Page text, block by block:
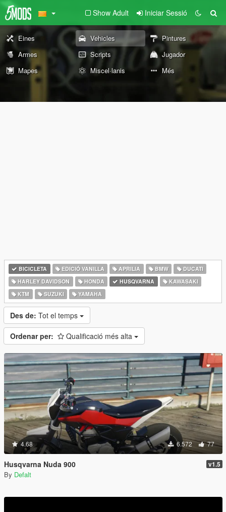
Show Adult Iniciar Sessió
Eines Vehicles
Pintures
Armes
Scripts
Jugador
Mapes
Miscel·lanis Més
BICICLETA EDICIÓ VANILLA APRILIA BMW
DUCATI
HARLEY DAVIDSON
HONDA HUSQVARNA
KAWASAKI
KTM
SUZUKI YAMAHA
Des de: Tot el temps
Ordenar per: Qualificació més alta
4.68 6.572 77
Husqvarna Nuda 900 v1.5
By Defalt